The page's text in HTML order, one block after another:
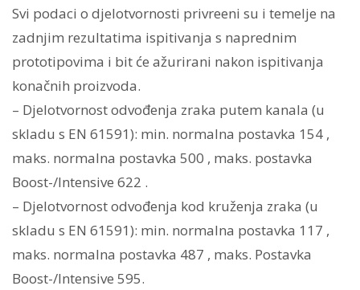
Svi podaci o djelotvornosti privreeni su i temelje na
zadnjim rezultatima ispitivanja s naprednim
prototipovima i bit će ažurirani nakon ispitivanja
konačnih proizvoda.
– Djelotvornost odvođenja zraka putem kanala (u
skladu s EN 61591): min. normalna postavka 154 ,
maks. normalna postavka 500 , maks. postavka
Boost-/Intensive 622 .
– Djelotvornost odvođenja kod kruženja zraka (u
skladu s EN 61591): min. normalna postavka 117 ,
maks. normalna postavka 487 , maks. Postavka
Boost-/Intensive 595.